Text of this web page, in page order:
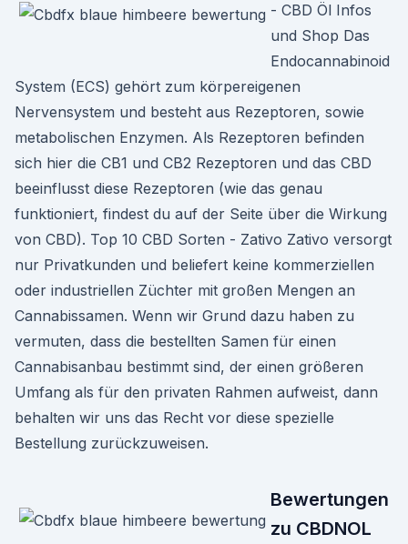
- CBD Öl Infos
und Shop Das
Endocannabinoid
System (ECS) gehört zum körpereigenen
Nervensystem und besteht aus Rezeptoren, sowie
metabolischen Enzymen. Als Rezeptoren befinden
sich hier die CB1 und CB2 Rezeptoren und das CBD
beeinflusst diese Rezeptoren (wie das genau
funktioniert, findest du auf der Seite über die Wirkung
von CBD). Top 10 CBD Sorten - Zativo Zativo versorgt
nur Privatkunden und beliefert keine kommerziellen
oder industriellen Züchter mit großen Mengen an
Cannabissamen. Wenn wir Grund dazu haben zu
vermuten, dass die bestellten Samen für einen
Cannabisanbau bestimmt sind, der einen größeren
Umfang als für den privaten Rahmen aufweist, dann
behalten wir uns das Recht vor diese spezielle
Bestellung zurückzuweisen.
Bewertungen
zu CBDNOL